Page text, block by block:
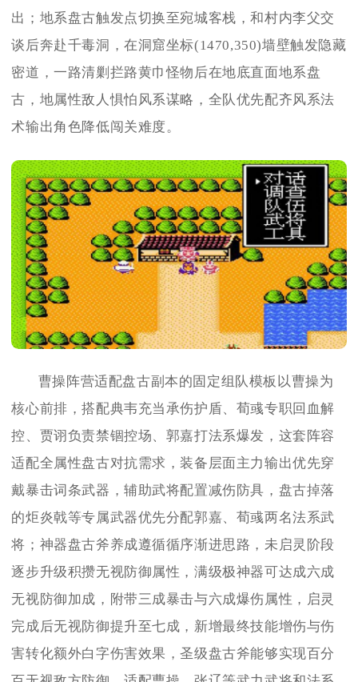
出；地系盘古触发点切换至宛城客栈，和村内李父交
谈后奔赴千毒洞，在洞窟坐标(1470,350)墙壁触发隐藏
密道，一路清剿拦路黄巾怪物后在地底直面地系盘
古，地属性敌人惧怕风系谋略，全队优先配齐风系法
术输出角色降低闯关难度。
曹操阵营适配盘古副本的固定组队模板以曹操为
核心前排，搭配典韦充当承伤护盾、荀彧专职回血解
控、贾诩负责禁锢控场、郭嘉打法系爆发，这套阵容
适配全属性盘古对抗需求，装备层面主力输出优先穿
戴暴击词条武器，辅助武将配置减伤防具，盘古掉落
的炬炎戟等专属武器优先分配郭嘉、荀彧两名法系武
将；神器盘古斧养成遵循循序渐进思路，未启灵阶段
逐步升级积攒无视防御属性，满级极神器可达成六成
无视防御加成，附带三成暴击与六成爆伤属性，启灵
完成后无视防御提升至七成，新增最终技能增伤与伤
害转化额外白字伤害效果，圣级盘古斧能够实现百分